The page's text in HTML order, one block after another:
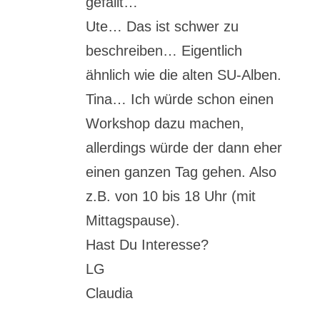
Ute… Das ist schwer zu
beschreiben… Eigentlich
ähnlich wie die alten SU-Alben.
Tina… Ich würde schon einen
Workshop dazu machen,
allerdings würde der dann eher
einen ganzen Tag gehen. Also
z.B. von 10 bis 18 Uhr (mit
Mittagspause).
Hast Du Interesse?
LG
Claudia